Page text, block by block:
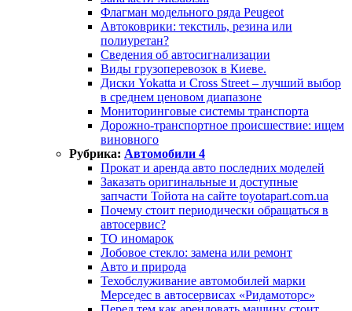
Флагман модельного ряда Peugeot
Автоковрики: текстиль, резина или
полиуретан?
Сведения об автосигнализации
Виды грузоперевозок в Киеве.
Диски Yokatta и Cross Street – лучший выбор
в среднем ценовом диапазоне
Мониторинговые системы транспорта
Дорожно-транспортное происшествие: ищем
виновного
Рубрика: Автомобили 4
Прокат и аренда авто последних моделей
Заказать оригинальные и доступные
запчасти Тойота на сайте toyotapart.com.ua
Почему стоит периодически обращаться в
автосервис?
ТО иномарок
Лобовое стекло: замена или ремонт
Авто и природа
Техобслуживание автомобилей марки
Мерседес в автосервисах «Ридамоторс»